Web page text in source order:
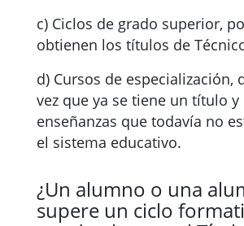
c) Ciclos de grado superior,
obtienen los títulos de
d) Cursos de especialización,
vez que ya se tiene un título y
enseñanzas que todavía no
el sistema educativo.
¿Un alumno o una
supere un ciclo